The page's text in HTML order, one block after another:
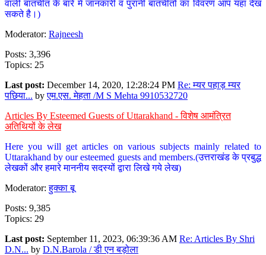
वाली बातचीत के बारे में जानकारी व पुरानी बातचीतों का विवरण आप यहां देख
सकते है।)
Moderator: Rajneesh
Posts: 3,396
Topics: 25
Last post: December 14, 2020, 12:28:24 PM Re: म्यर पहाड़ म्यर
पछिया... byएम.एस. मेहता /M S Mehta 9910532720
Articles By Esteemed Guests of Uttarakhand - विशेष आमंत्रित
अतिथियों के लेख
Here you will get articles on various subjects mainly related to
Uttarakhand by our esteemed guests and members.(उत्तराखंड के प्रबुद्ध
लेखकों और हमारे माननीय सदस्यों द्वारा लिखे गये लेख)
Moderator:हुक्का बू
Posts: 9,385
Topics: 29
Last post: September 11, 2023, 06:39:36 AM Re: Articles By Shri
D.N... by D.N.Barola / डी एन बड़ोला